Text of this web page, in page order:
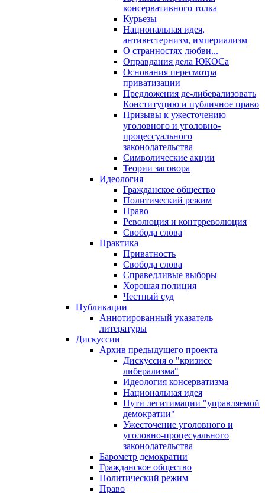
консервативного толка
Курьезы
Национальная идея,
антивестернизм, империализм
О странностях любви...
Оправдания дела ЮКОСа
Основания пересмотра
приватизации
Предложения де-либерализовать
Конституцию и публичное право
Призывы к ужесточению
уголовного и уголовно-
процессуального
законодательства
Символические акции
Теории заговора
Идеология
Гражданское общество
Политический режим
Право
Революция и контрреволюция
Свобода слова
Практика
Приватность
Свобода слова
Справедливые выборы
Хорошая полиция
Честный суд
Публикации
Аннотированный указатель
литературы
Дискуссии
Архив предыдущего проекта
Дискуссия о "кризисе
либерализма"
Идеология консерватизма
Национальная идея
Пути легитимации "управляемой
демократии"
Ужесточение уголовного и
уголовно-процесуального
законодательства
Барометр демократии
Гражданское общество
Политический режим
Право